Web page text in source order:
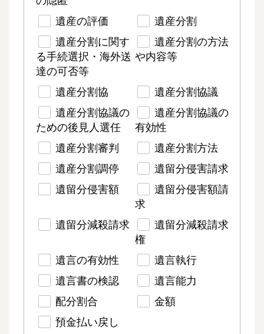
遺産の評価
遺産分割
遺産分割に関す
る手続選択・海外送
達の可否等
遺産分割の方法
や内容等
遺産分割協
遺産分割協議
遺産分割協議の
ための後見人選任
遺産分割協議の
有効性
遺産分割審判
遺産分割方法
遺産分割調停
遺留分侵害請求
遺留分侵害額
遺留分侵害額請
求
遺留分減殺請求
遺留分減殺請求
権
遺言の有効性
遺言執行
遺言書の検認
遺言能力
配分割合
金額
預金払い戻し